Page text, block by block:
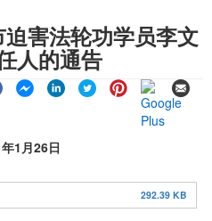
害法轮功学员李文
人的通告
1月26日
292.39 KB